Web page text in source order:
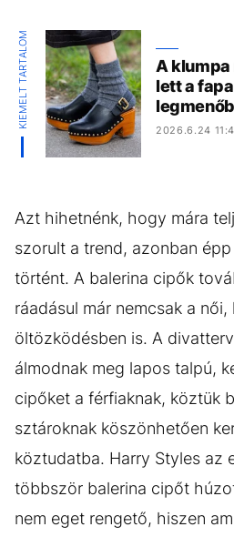
KIEMELT TARTALOM
A klumpa
lett a
2026.6.24
Azt hihetnénk, hogy mára
szorult a trend, azonban
történt. A balerina cipők
ráadásul már nemcsak a női,
öltözködésben is. A
álmodnak meg lapos talpú,
cipőket a férfiaknak, köztük
sztároknak köszönhetően
köztudatba. Harry Styles az
többször balerina cipőt
nem eget rengető, hiszen